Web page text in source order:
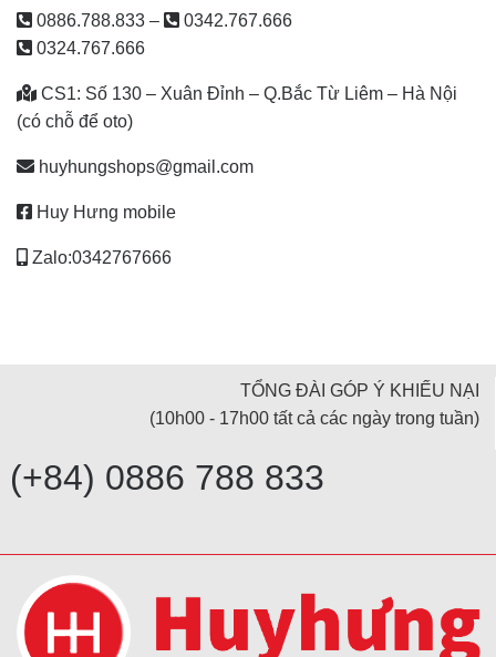
0886.788.833 –
0342.767.666
0324.767.666
CS1: Số 130 – Xuân Đỉnh – Q.Bắc Từ Liêm – Hà Nội
(có chỗ để oto)
huyhungshops@gmail.com
Huy Hưng mobile
Zalo:0342767666
TỔNG ĐÀI GÓP Ý KHIẾU NẠI
(10h00 - 17h00 tất cả các ngày trong tuần)
(+84) 0886 788 833